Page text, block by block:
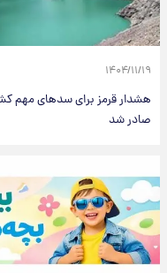
۱۴۰۴/۱۱/۱۹
هشدار قرمز برای سدهای مهم
صادر شد